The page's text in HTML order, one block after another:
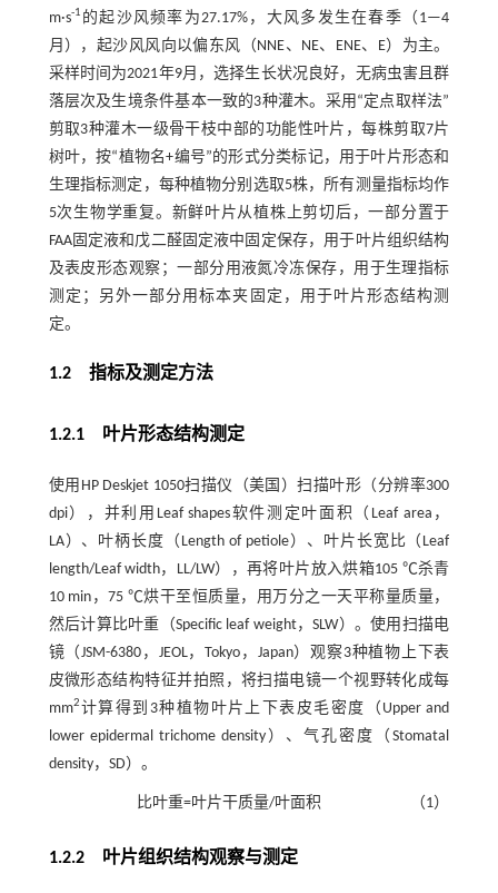
m·s-1 的起沙风频率为27.17%，大风多发生在春季（1—4
月），起沙风风向以偏东风（NNE、NE、ENE、E）为主。
采样时间为2021年9月，选择生长状况良好，无病虫害且群
落层次及生境条件基本一致的3种灌木。采用“定点取样法”
剪取3种灌木一级骨干枝中部的功能性叶片，每株剪取7片
树叶，按“植物名+编号”的形式分类标记，用于叶片形态和
生理指标测定，每种植物分别选取5株，所有测量指标均作
5次生物学重复。新鲜叶片从植株上剪切后，一部分置于
FAA固定液和戊二醛固定液中固定保存，用于叶片组织结构
及表皮形态观察；一部分用液氮冷冻保存，用于生理指标
测定；另外一部分用标本夹固定，用于叶片形态结构测
定。
1.2 指标及测定方法
1.2.1 叶片形态结构测定
使用HP Deskjet 1050扫描仪（美国）扫描叶形（分辨率300
dpi），并利用Leaf shapes软件测定叶面积（Leaf area，
LA）、叶柄长度（Length of petiole）、叶片长宽比（Leaf
length/Leaf width，LL/LW），再将叶片放入烘箱105 ℃杀青
10 min，75 ℃烘干至恒质量，用万分之一天平称量质量，
然后计算比叶重（Specific leaf weight，SLW）。使用扫描电
镜（JSM-6380，JEOL，Tokyo，Japan）观察3种植物上下表
皮微形态结构特征并拍照，将扫描电镜一个视野转化成每
mm2计算得到3种植物叶片上下表皮毛密度（Upper and
lower epidermal trichome density）、气孔密度（Stomatal
density，SD）。
比叶重=叶片干质量/叶面积 （1）
1.2.2 叶片组织结构观察与测定